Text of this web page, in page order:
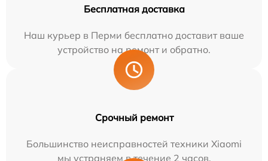
Бесплатная доставка
Наш курьер в Перми бесплатно доставит ваше
устройство на ремонт и обратно.
Срочный ремонт
Большинство неисправностей техники Xiaomi
мы устраняем в течение 2 часов.